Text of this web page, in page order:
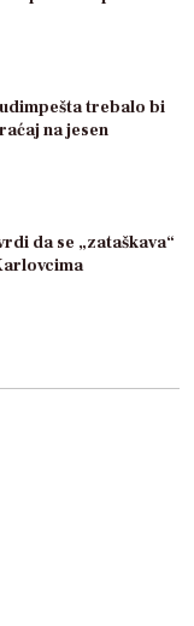
trebalo bi
na jesen
da se „zataškava“